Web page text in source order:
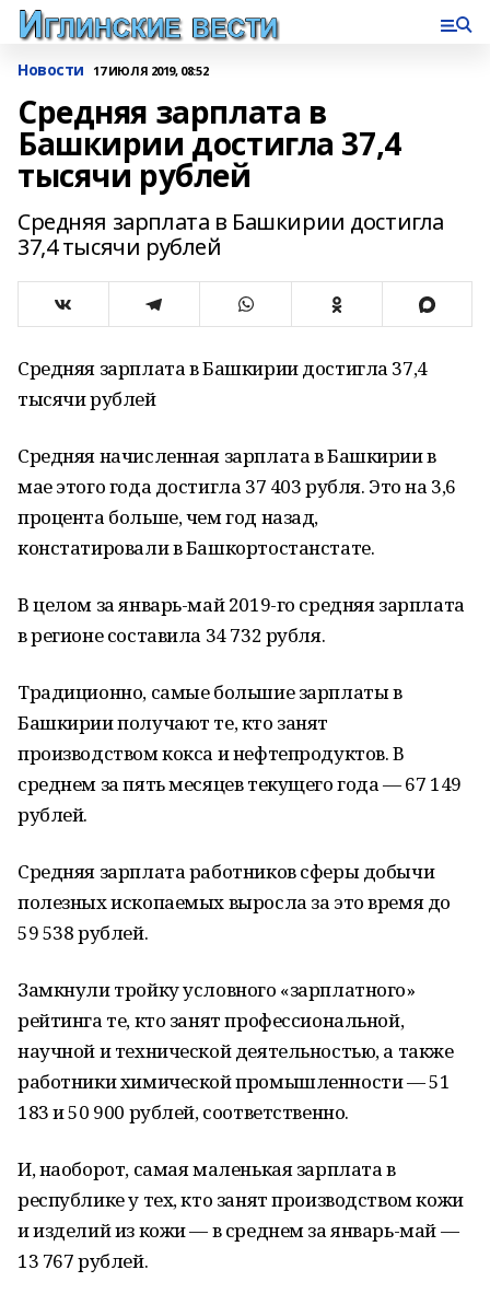
Новости 17 ИЮЛЯ 2019, 08:52
Средняя зарплата в
Башкирии достигла 37,4
тысячи рублей
Средняя зарплата в Башкирии достигла
37,4 тысячи рублей
Средняя зарплата в Башкирии достигла 37,4
тысячи рублей
Средняя начисленная зарплата в Башкирии в
мае этого года достигла 37 403 рубля. Это на 3,6
процента больше, чем год назад,
констатировали в Башкортостанстате.
В целом за январь-май 2019-го средняя зарплата
в регионе составила 34 732 рубля.
Традиционно, самые большие зарплаты в
Башкирии получают те, кто занят
производством кокса и нефтепродуктов. В
среднем за пять месяцев текущего года — 67 149
рублей.
Средняя зарплата работников сферы добычи
полезных ископаемых выросла за это время до
59 538 рублей.
Замкнули тройку условного «зарплатного»
рейтинга те, кто занят профессиональной,
научной и технической деятельностью, а также
работники химической промышленности — 51
183 и 50 900 рублей, соответственно.
И, наоборот, самая маленькая зарплата в
республике у тех, кто занят производством кожи
и изделий из кожи — в среднем за январь-май —
13 767 рублей.